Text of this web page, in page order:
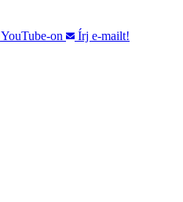
YouTube-on
Írj e-mailt!